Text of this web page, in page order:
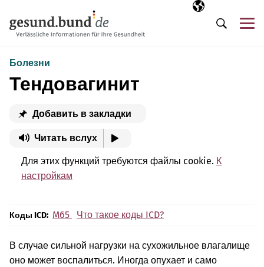
Выбранный
RU
Поиск
Болезни
Тендовагинит
Добавить в закладки
Читать вслух
Для этих функций требуются файлы cookie. К
настройкам
Коды ICD: M65 Что такое коды ICD?
В случае сильной нагрузки на сухожильное влагалище
оно может воспалиться. Иногда опухает и само